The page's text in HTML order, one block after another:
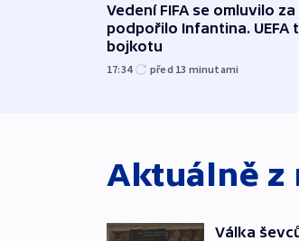
Vedení FIFA se omluvilo
podpořilo Infantina. UEFA
bojkotu
17:34 před 13 minutami
Aktuálně
Válka